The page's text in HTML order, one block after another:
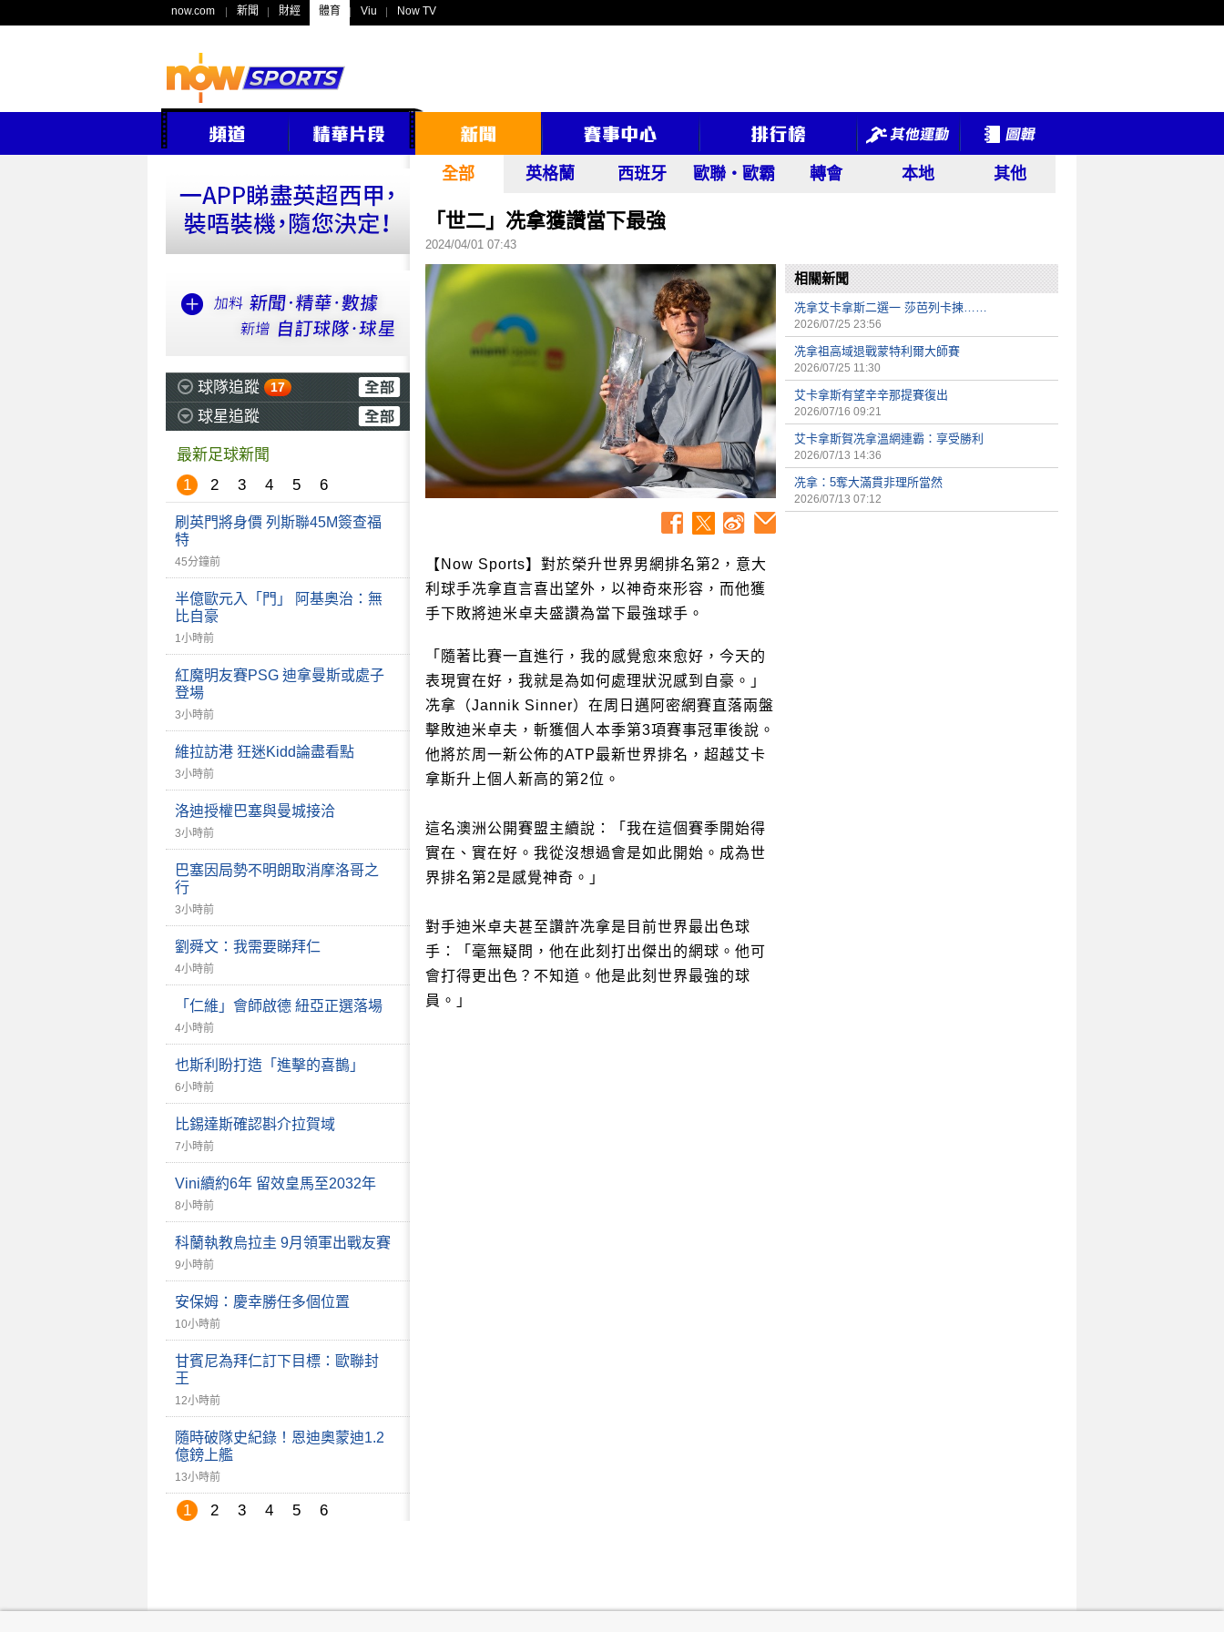
now.com 新聞 財經 體育 Viu Now TV
球隊追蹤 17
球星追蹤
最新足球新聞
1
2 3 4 5 6
刷英門將身價 列斯聯45M簽查福
特
45分鐘前
半億歐元入「門」 阿基奧治：無
比自豪
1小時前
紅魔明友賽PSG 迪拿曼斯或處子
登場
3小時前
維拉訪港 狂迷Kidd論盡看點
3小時前
洛迪授權巴塞與曼城接洽
3小時前
巴塞因局勢不明朗取消摩洛哥之
行
3小時前
劉舜文：我需要睇拜仁
4小時前
「仁維」會師啟德 紐亞正選落場
4小時前
也斯利盼打造「進擊的喜鵲」
6小時前
比錫達斯確認斟介拉賀域
7小時前
Vini續約6年 留效皇馬至2032年
8小時前
科蘭執教烏拉圭 9月領軍出戰友賽
9小時前
安保姆：慶幸勝任多個位置
10小時前
甘賓尼為拜仁訂下目標：歐聯封
王
12小時前
隨時破隊史紀錄！恩迪奧蒙迪1.2
億鎊上艦
13小時前
1 2 3 4 5 6
全部 英格蘭 西班牙 歐聯‧歐霸 轉會 本地 其他
「世二」冼拿獲讚當下最強
2024/04/01 07:43
【Now Sports】對於榮升世界男網排名第2，意大
利球手冼拿直言喜出望外，以神奇來形容，而他獲
手下敗將迪米卓夫盛讚為當下最強球手。
「隨著比賽一直進行，我的感覺愈來愈好，今天的
表現實在好，我就是為如何處理狀況感到自豪。」
冼拿（Jannik Sinner）在周日邁阿密網賽直落兩盤
擊敗迪米卓夫，斬獲個人本季第3項賽事冠軍後說。
他將於周一新公佈的ATP最新世界排名，超越艾卡
拿斯升上個人新高的第2位。
這名澳洲公開賽盟主續說：「我在這個賽季開始得
實在、實在好。我從沒想過會是如此開始。成為世
界排名第2是感覺神奇。」
對手迪米卓夫甚至讚許冼拿是目前世界最出色球
手：「毫無疑問，他在此刻打出傑出的網球。他可
會打得更出色？不知道。他是此刻世界最強的球
員。」
相關新聞
冼拿艾卡拿斯二選一 莎芭列卡揀……
2026/07/25 23:56
冼拿祖高域退戰蒙特利爾大師賽
2026/07/25 11:30
艾卡拿斯有望辛辛那提賽復出
2026/07/16 09:21
艾卡拿斯賀冼拿溫網連霸：享受勝利
2026/07/13 14:36
冼拿：5奪大滿貫非理所當然
2026/07/13 07:12